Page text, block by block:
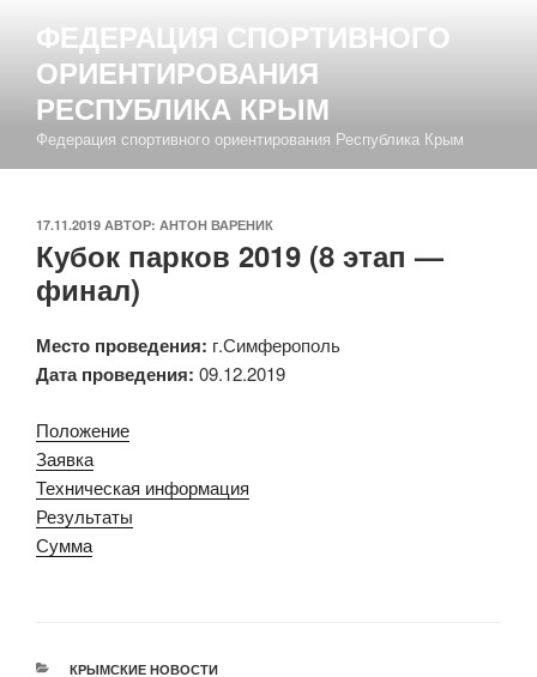
содержимому
ФЕДЕРАЦИЯ СПОРТИВНОГО
ОРИЕНТИРОВАНИЯ
РЕСПУБЛИКА КРЫМ
Федерация спортивного ориентирования Республика Крым
ОПУБЛИКОВАНО
17.11.2019 АВТОР: АНТОН ВАРЕНИК
Кубок парков 2019 (8 этап —
финал)
Место проведения: г.Симферополь
Дата проведения: 09.12.2019
Положение
Заявка
Техническая информация
Результаты
Сумма
РУБРИКИ
КРЫМСКИЕ НОВОСТИ